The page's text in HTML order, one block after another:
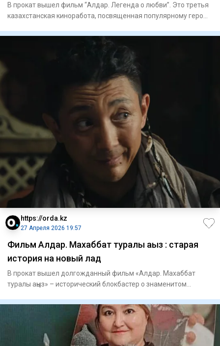
В прокат вышел фильм “Алдар. Легенда о любви”. Это третья
казахстанская киноработа, посвященная популярному герою
https://orda.kz
27 Апреля 2026 19:57
Фильм Алдар. Махаббат туралы аңыз : старая
история на новый лад
В прокат вышел долгожданный фильм «Алдар. Махаббат
туралы аңыз» – исторический блокбастер о знаменитом